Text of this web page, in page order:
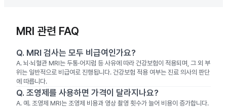
MRI 관련 FAQ
Q. MRI 검사는 모두 비급여인가요?
A. 뇌·뇌혈관 MRI는 두통·어지럼 등 사유에 따라 건강보험이 적용되며, 그 외 부
위는 일반적으로 비급여로 진행됩니다. 건강보험 적용 여부는 진료 의사의 판단
에 따릅니다.
Q. 조영제를 사용하면 가격이 달라지나요?
A. 예. 조영제 MRI는 조영제 비용과 영상 촬영 횟수가 늘어 비용이 증가합니다.